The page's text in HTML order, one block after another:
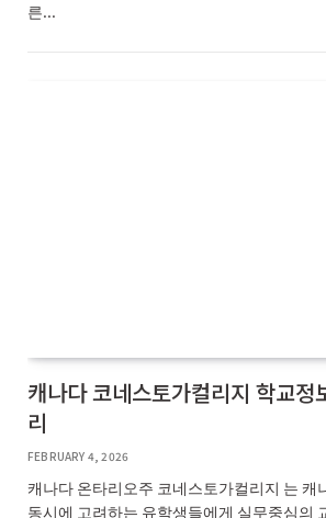
른…
캐나다 코네스토가컬리지 학교정
리
FEBRUARY 4, 2026
캐나다 온타리오주 코네스토가컬리지 는 캐
동시에 고려하는 유학생들에게 실무중심의